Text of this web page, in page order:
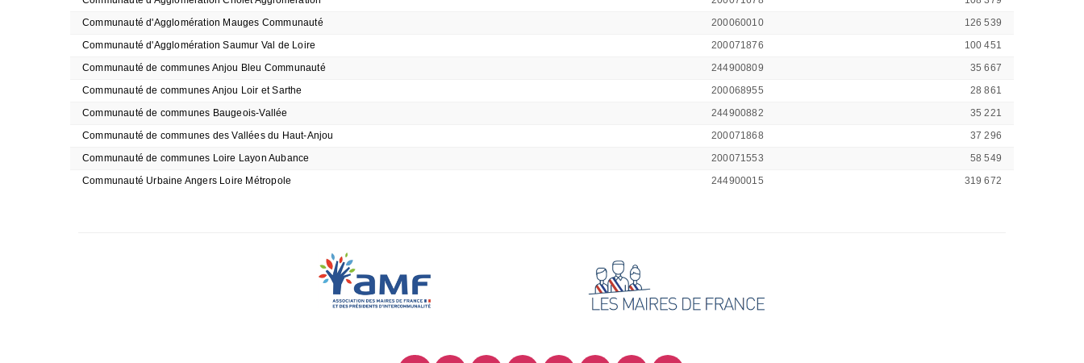
Communauté d'Agglomération Mauges Communauté
200060010
126 539
Communauté d'Agglomération Saumur Val de Loire
200071876
100 451
Communauté de communes Anjou Bleu Communauté
244900809
35 667
Communauté de communes Anjou Loir et Sarthe
200068955
28 861
Communauté de communes Baugeois-Vallée
244900882
35 221
Communauté de communes des Vallées du Haut-Anjou
200071868
37 296
Communauté de communes Loire Layon Aubance
200071553
58 549
Communauté Urbaine Angers Loire Métropole
244900015 319 672